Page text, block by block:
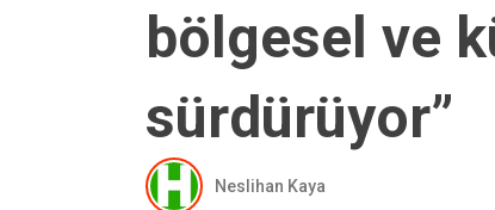
bölgesel ve
sürdürüyor”
Neslihan Kaya